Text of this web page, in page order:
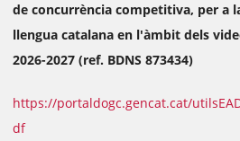
de concurrència competitiva, per a
llengua catalana en l'àmbit dels
2026-2027 (ref. BDNS 873434)
https://portaldogc.gencat.cat/
df